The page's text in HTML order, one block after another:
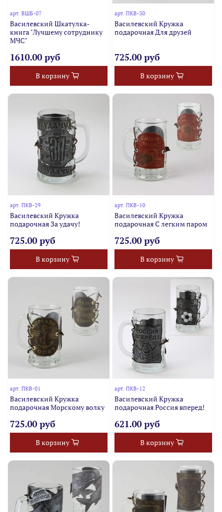
арт.ВШБ-07
Василевский Шкатулка-
книга "Лучшему сотруднику
МЧС"
1610.00 руб
В корзину
арт. ПКВ-30
Василевский Кружка
подарочная Для друзей
725.00 руб
В корзину
арт.ПКВ-29
Василевский Кружка
подарочная За удачу!
725.00 руб
В корзину
арт. ПКВ-10
Василевский Кружка
подарочная С легким паром
725.00 руб
В корзину
арт.ПКВ-01
Василевский Кружка
подарочная Морскому волку
725.00 руб
В корзину
арт. ПКВ-12
Василевский Кружка
подарочная Россия вперед!
621.00 руб
В корзину